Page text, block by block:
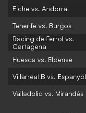
Elche vs. Andorra
Tenerife vs. Burgos
Racing de Ferrol vs.
Cartagena
Huesca vs. Eldense
Villarreal B vs. Espanyol
Valladolid vs. Mirandés